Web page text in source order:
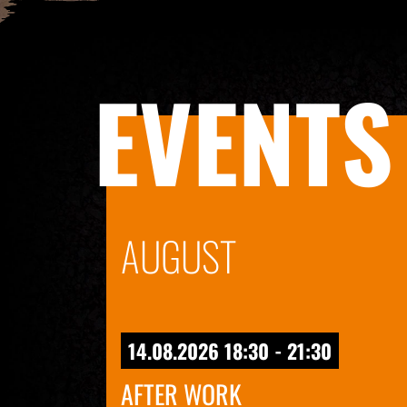
EVENTS
AUGUST
14.08.2026 18:30 - 21:30
AFTER WORK